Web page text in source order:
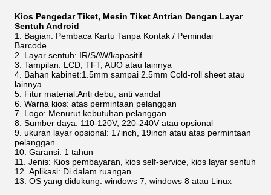
Kios Pengedar Tiket, Mesin Tiket Antrian Dengan Layar
Sentuh Android
Bagian: Pembaca Kartu Tanpa Kontak / Pemindai
Barcode....
Layar sentuh: IR/SAW/kapasitif
Tampilan: LCD, TFT, AUO atau lainnya
Bahan kabinet:1.5mm sampai 2.5mm Cold-roll sheet atau
lainnya
Fitur material:Anti debu, anti vandal
Warna kios: atas permintaan pelanggan
Logo: Menurut kebutuhan pelanggan
Sumber daya: 110-120V, 220-240V atau opsional
ukuran layar opsional: 17inch, 19inch atau atas permintaan
pelanggan
Garansi: 1 tahun
Jenis: Kios pembayaran, kios self-service, kios layar sentuh
Aplikasi: Di dalam ruangan
OS yang didukung: windows 7, windows 8 atau Linux